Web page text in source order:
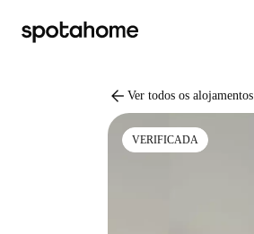
arrow_back Ver todos os alojamentos
VERIFICADA